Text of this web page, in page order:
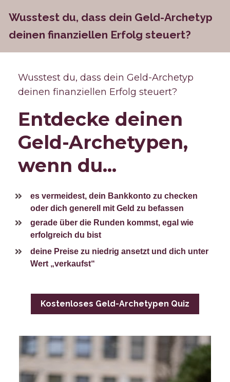
Wusstest du, dass dein Geld-Archetyp
deinen finanziellen Erfolg steuert?
Wusstest du, dass dein Geld-Archetyp
deinen finanziellen Erfolg steuert?
Entdecke deinen
Geld-Archetypen,
wenn du...
es vermeidest, dein Bankkonto zu checken
oder dich generell mit Geld zu befassen
gerade über die Runden kommst, egal wie
erfolgreich du bist
deine Preise zu niedrig ansetzt und dich unter
Wert „verkaufst“
Kostenloses Geld-Archetypen Quiz